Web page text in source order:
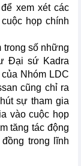
xem xét các
họp chính
trong số những
Đại sứ Kadra
Nhóm LDC
cũng chỉ ra
sự tham gia
vào cuộc họp
tăng tác động
trong lĩnh